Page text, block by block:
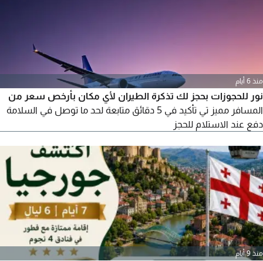
منذ 6 أيام
نور للحجوزات بحجز لك تذكرة الطيران لأي مكان بأرخص سعر من
المسافر مميز تي تأكيد في 5 دقائق متابعة لحد ما توصل في السلامة
دفع عند الاستلام للحجز
منذ 9 أيام